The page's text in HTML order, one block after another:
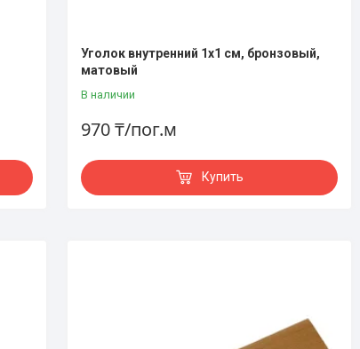
Уголок внутренний 1х1 см, бронзовый,
матовый
В наличии
970 ₸/пог.м
Купить